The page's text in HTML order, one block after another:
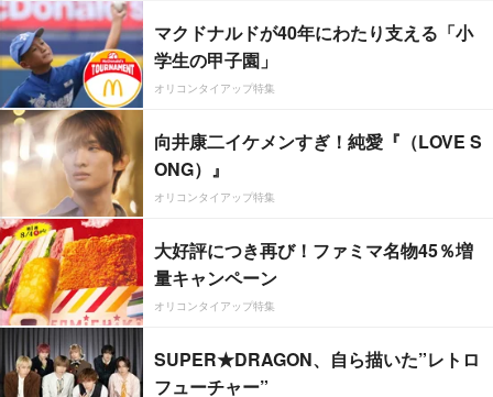
マクドナルドが40年にわたり支える「小
学生の甲子園」
オリコンタイアップ特集
向井康二イケメンすぎ！純愛『（LOVE S
ONG）』
オリコンタイアップ特集
大好評につき再び！ファミマ名物45％増
量キャンペーン
オリコンタイアップ特集
SUPER★DRAGON、自ら描いた”レトロ
フューチャー”